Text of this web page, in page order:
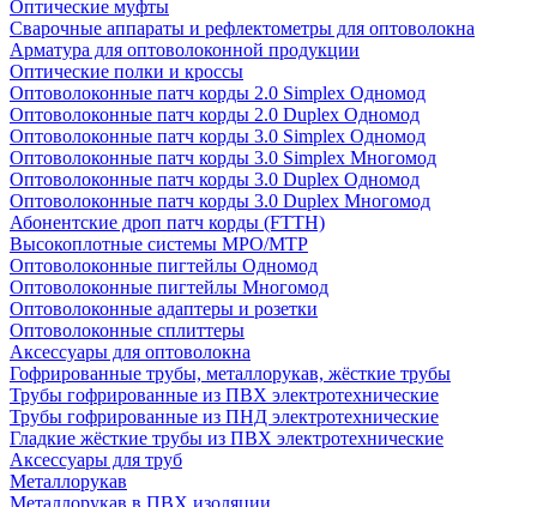
Оптические муфты
Сварочные аппараты и рефлектометры для оптоволокна
Арматура для оптоволоконной продукции
Оптические полки и кроссы
Оптоволоконные патч корды 2.0 Simplex Одномод
Оптоволоконные патч корды 2.0 Duplex Одномод
Оптоволоконные патч корды 3.0 Simplex Одномод
Оптоволоконные патч корды 3.0 Simplex Многомод
Оптоволоконные патч корды 3.0 Duplex Одномод
Оптоволоконные патч корды 3.0 Duplex Многомод
Абонентские дроп патч корды (FTTH)
Высокоплотные системы MPO/MTP
Оптоволоконные пигтейлы Одномод
Оптоволоконные пигтейлы Многомод
Оптоволоконные адаптеры и розетки
Оптоволоконные сплиттеры
Аксессуары для оптоволокна
Гофрированные трубы, металлорукав, жёсткие трубы
Трубы гофрированные из ПВХ электротехнические
Трубы гофрированные из ПНД электротехнические
Гладкие жёсткие трубы из ПВХ электротехнические
Аксессуары для труб
Металлорукав